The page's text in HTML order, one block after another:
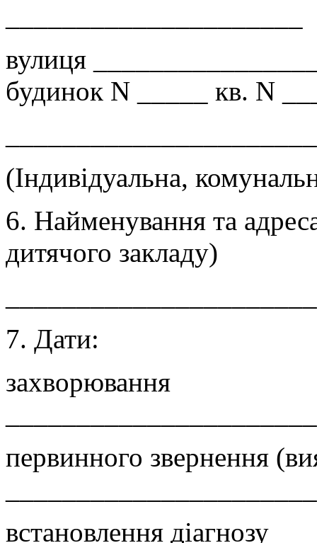
вулиця
будинок N _____ кв. N
(Індивідуальна,
6. Найменування та
дитячого закладу)
7. Дати:
захворювання
первинного звернення
встановлення діагнозу